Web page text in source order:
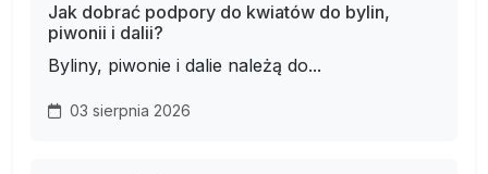
Jak dobrać podpory do kwiatów do bylin,
piwonii i dalii?
Byliny, piwonie i dalie należą do...
03 sierpnia 2026